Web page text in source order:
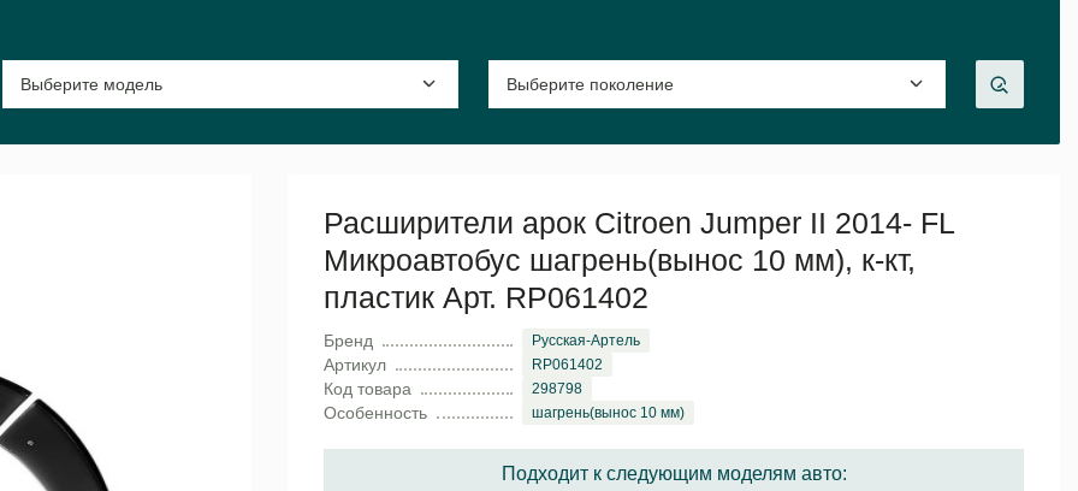
Расширители арок Citroen Jumper II 2014- FL
Микроавтобус шагрень(вынос 10 мм), к-кт,
пластик Арт. RP061402
Бренд Русская-Артель
Артикул RP061402
Код товара 298798
Особенность шагрень(вынос 10 мм)
Подходит к следующим моделям авто: